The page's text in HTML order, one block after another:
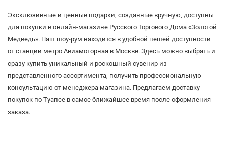
Эксклюзивные и ценные подарки, созданные вручную, доступны
для покупки в онлайн-магазине Русского Торгового Дома «Золотой
Медведь». Наш шоу-рум находится в удобной пешей доступности
от станции метро Авиамоторная в Москве. Здесь можно выбрать и
сразу купить уникальный и роскошный сувенир из
представленного ассортимента, получить профессиональную
консультацию от менеджера магазина. Предлагаем доставку
покупок по Туапсе в самое ближайшее время после оформления
заказа.